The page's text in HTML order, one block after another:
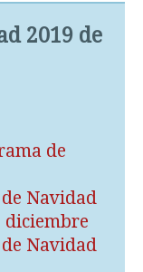
2019 de
de
Navidad
diciembre
Navidad